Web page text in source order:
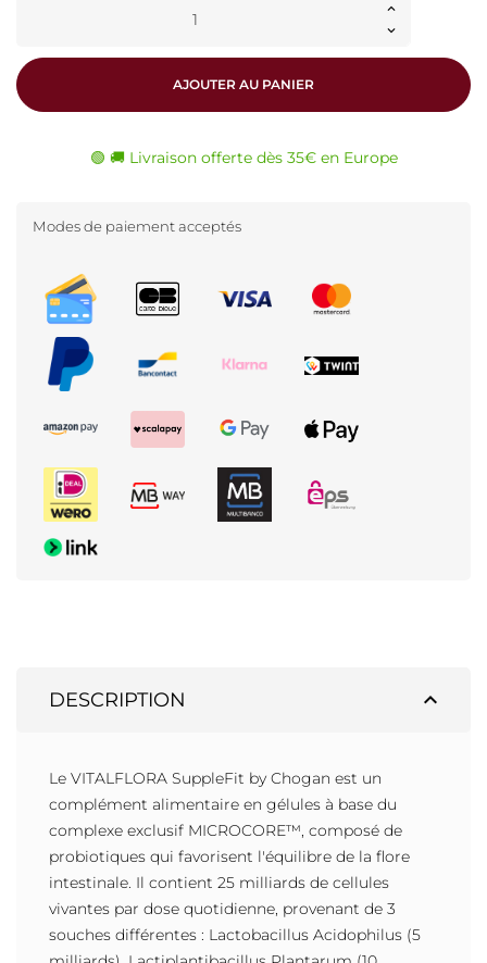
AJOUTER AU PANIER
🟢 🚚 Livraison offerte dès 35€ en Europe
Modes de paiement acceptés
expand_less
DESCRIPTION
Le VITALFLORA SuppleFit by Chogan est un
complément alimentaire en gélules à base du
complexe exclusif MICROCORE™, composé de
probiotiques qui favorisent l'équilibre de la flore
intestinale. Il contient 25 milliards de cellules
vivantes par dose quotidienne, provenant de 3
souches différentes : Lactobacillus Acidophilus (5